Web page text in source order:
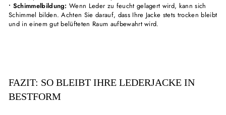
• Schimmelbildung: Wenn Leder zu feucht gelagert wird, kann sich
Schimmel bilden. Achten Sie darauf, dass Ihre Jacke stets trocken bleibt
und in einem gut belüfteten Raum aufbewahrt wird.
FAZIT: SO BLEIBT IHRE LEDERJACKE IN
BESTFORM